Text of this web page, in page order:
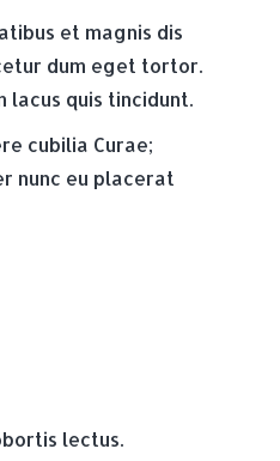
et magnis dis
dum eget tortor.
lacus quis tincidunt.
cubilia Curae;
nunc eu placerat
lectus.